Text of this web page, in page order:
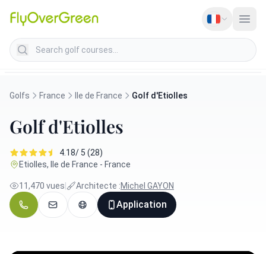
Search golf courses
Golfs France Ile de France Golf d'Etiolles
Golf d'Etiolles
4.18/ 5 (28)
Etiolles, Ile de France - France
11,470 vues Architecte :Michel GAYON
Application